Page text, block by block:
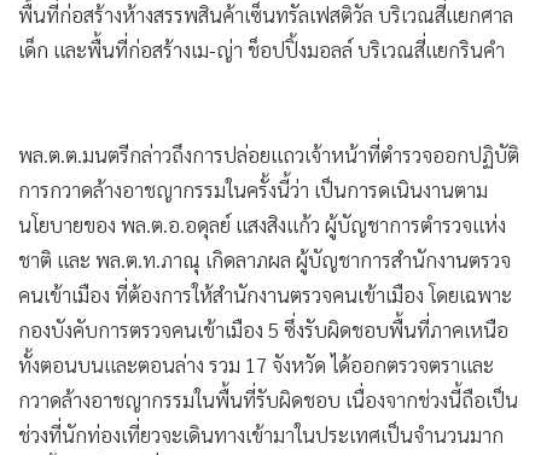
พื้นที่ก่อสร้างห้างสรรพสินค้าเซ็นทรัลเฟสติวัล บริเวณสี่แยกศาล
เด็ก และพื้นที่ก่อสร้างเม-ญ่า ช็อปปิ้งมอลล์ บริเวณสี่แยกรินคำ
พล.ต.ต.มนตรีกล่าวถึงการปล่อยแถวเจ้าหน้าที่ตำรวจออกปฏิบัติ
การกวาดล้างอาชญากรรมในครั้งนี้ว่า เป็นการดเนินงานตาม
นโยบายของ พล.ต.อ.อดุลย์ แสงสิงแก้ว ผู้บัญชาการตำรวจแห่ง
ชาติ และ พล.ต.ท.ภาณุ เกิดลาภผล ผู้บัญชาการสำนักงานตรวจ
คนเข้าเมือง ที่ต้องการให้สำนักงานตรวจคนเข้าเมือง โดยเฉพาะ
กองบังคับการตรวจคนเข้าเมือง 5 ซึ่งรับผิดชอบพื้นที่ภาคเหนือ
ทั้งตอนบนและตอนล่าง รวม 17 จังหวัด ได้ออกตรวจตราและ
กวาดล้างอาชญากรรมในพื้นที่รับผิดชอบ เนื่องจากช่วงนี้ถือเป็น
ช่วงที่นักท่องเที่ยวจะเดินทางเข้ามาในประเทศเป็นจำนวนมาก